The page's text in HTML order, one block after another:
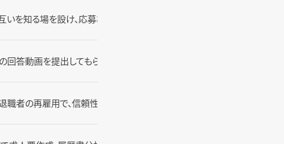
を知る場を設け、応募率・内定承諾率を向上
回答動画を提出してもらい、時間を選ばず効率的に選考
職者の再雇用で、信頼性が高く定着率の良い採用を実現